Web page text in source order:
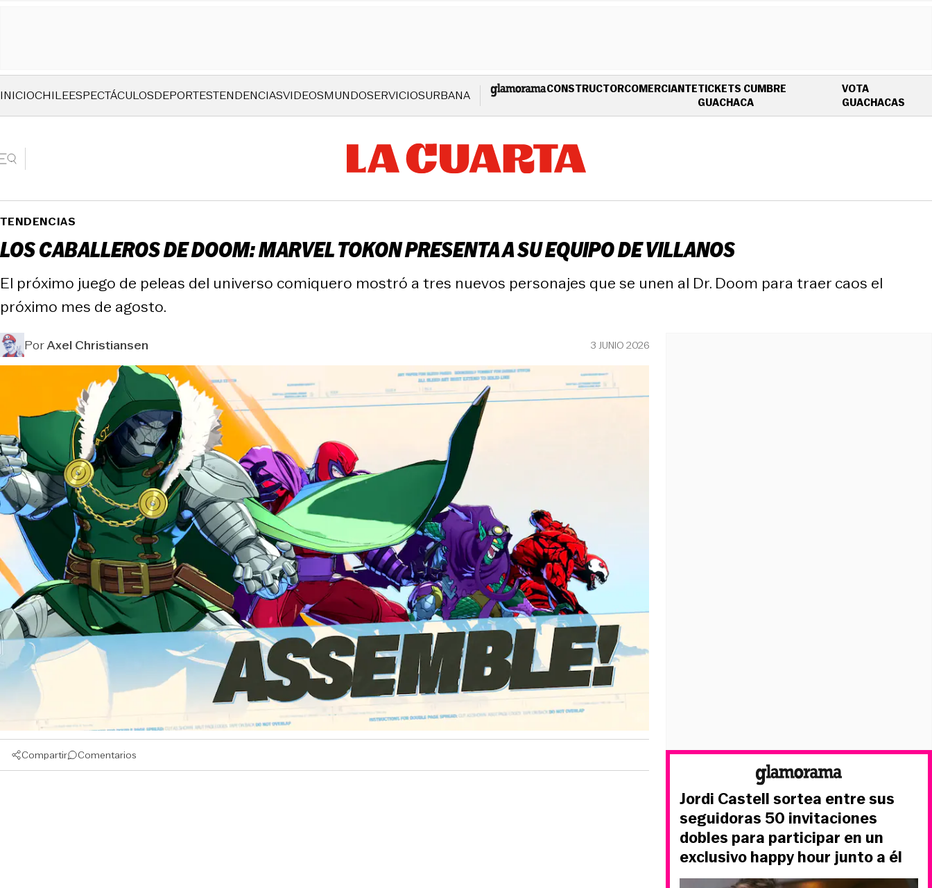
INICIOCHILEESPECTÁCULOSDEPORTESTENDENCIASVIDEOSMUNDOSERVICIOSURBANA CONSTRUCTORCOMERCIANTETICKETS CUMBRE
GUACHACAOPENS IN NEW WINDOW
VOTA
GUACHACAS
TENDENCIAS
LOS CABALLEROS DE DOOM: MARVEL TOKON PRESENTA A SU EQUIPO DE VILLANOS
El próximo juego de peleas del universo comiquero mostró a tres nuevos personajes que se unen al Dr. Doom para traer caos el
próximo mes de agosto.
PorAxel Christiansen 3 JUNIO 2026
Compartir Comentarios
Jordi Castell sortea entre sus
seguidoras 50 invitaciones
dobles para participar en un
exclusivo happy hour junto a él